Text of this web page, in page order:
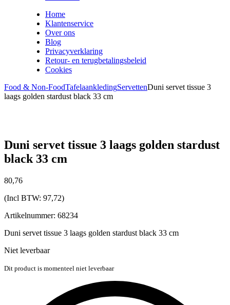
Home
Klantenservice
Over ons
Blog
Privacyverklaring
Retour- en terugbetalingsbeleid
Cookies
Food & Non-FoodTafelaankledingServettenDuni servet tissue 3
laags golden stardust black 33 cm
Duni servet tissue 3 laags golden stardust
black 33 cm
80,76
(Incl BTW: 97,72)
Artikelnummer: 68234
Duni servet tissue 3 laags golden stardust black 33 cm
Niet leverbaar
Dit product is momenteel niet leverbaar